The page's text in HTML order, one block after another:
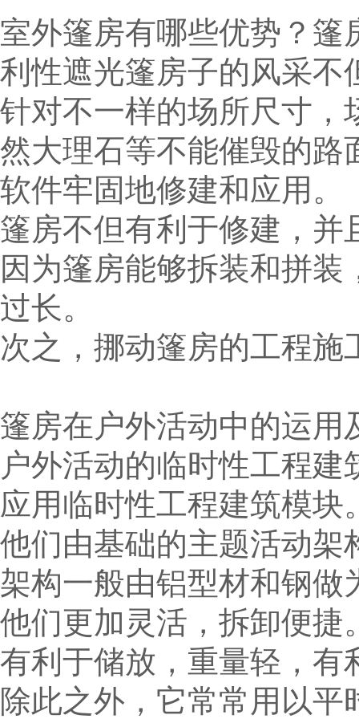
室外篷房有哪些优势？篷
利性遮光篷房子的风采不
针对不一样的场所尺寸，
然大理石等不能催毁的路
软件牢固地修建和应用。
篷房不但有利于修建，并
因为篷房能够拆装和拼
过长。
次之，挪动篷房的工程
篷房在户外活动中的运用
户外活动的临时性工程建
应用临时性工程建筑模块
他们由基础的主题活动架
架构一般由铝型材和钢做
他们更加灵活，拆卸便捷
有利于储放，重量轻，有
除此之外，它常常用以